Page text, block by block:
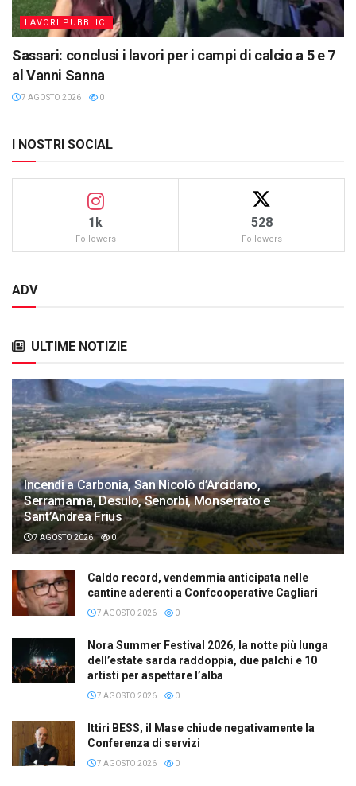
LAVORI PUBBLICI
Sassari: conclusi i lavori per i campi di calcio a 5 e 7
al Vanni Sanna
7 AGOSTO 2026 0
I NOSTRI SOCIAL
1k
Followers
528
Followers
ADV
ULTIME NOTIZIE
Incendi a Carbonia, San Nicolò d’Arcidano,
Serramanna, Desulo, Senorbì, Monserrato e
Sant’Andrea Frius
7 AGOSTO 2026 0
Caldo record, vendemmia anticipata nelle
cantine aderenti a Confcooperative Cagliari
7 AGOSTO 2026 0
Nora Summer Festival 2026, la notte più lunga
dell’estate sarda raddoppia, due palchi e 10
artisti per aspettare l’alba
7 AGOSTO 2026 0
Ittiri BESS, il Mase chiude negativamente la
Conferenza di servizi
7 AGOSTO 2026 0